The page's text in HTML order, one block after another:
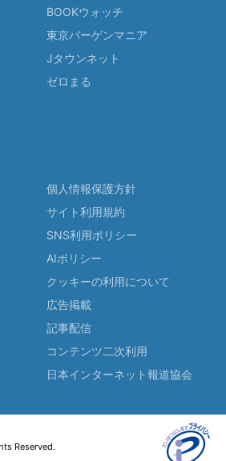
BOOKウォッチ
東京バーゲンマニア
Jタウンネット
ゼロまる
個人情報保護方針
サイト利用規約
SNS利用ポリシー
AIポリシー
クッキーの利用について
広告掲載
記事配信
コンテンツ二次利用
日本インターネット報道協会
Reserved.